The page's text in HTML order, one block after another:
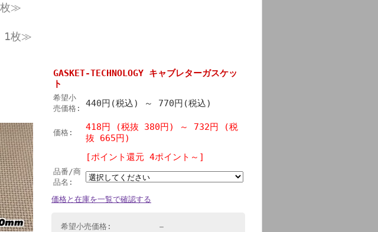
枚≫
1枚≫
GASKET-TECHNOLOGY キャブレターガスケッ
ト
希望小
売価格:
440円(税込) ～ 770円(税込)
価格:
418円 (税抜 380円) ～
732円 (税
抜 665円)
[ポイント還元 4ポイント～]
品番/商
品名:
価格と在庫を一覧で確認する
希望小売価格: －